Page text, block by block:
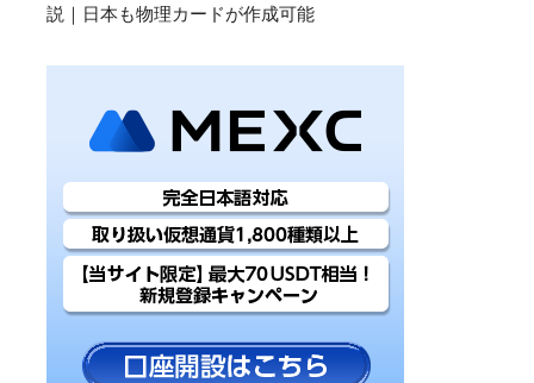
説｜日本も物理カードが作成可能